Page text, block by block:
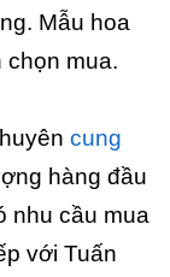
Mẫu hoa
chọn mua.
cung
hàng đầu
nhu cầu mua
với Tuấn